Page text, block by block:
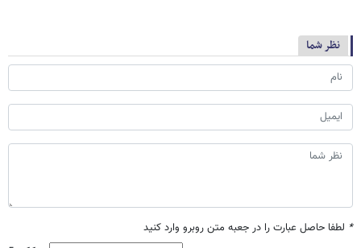
نظر شما
* لطفا حاصل عبارت را در جعبه متن روبرو وارد کنید